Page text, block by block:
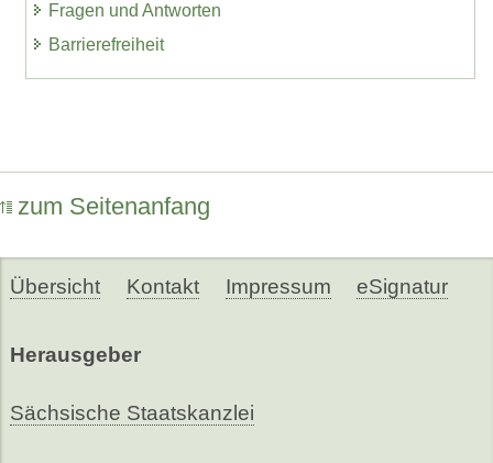
Fragen und Antworten
Barrierefreiheit
zum Seitenanfang
Übersicht Kontakt Impressum eSignatur
Herausgeber
Sächsische Staatskanzlei